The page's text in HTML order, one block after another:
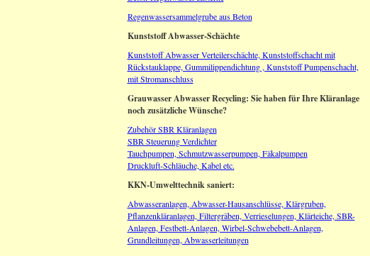
Regenwassersammelgrube aus Beton
Kunststoff Abwasser-Schächte
Kunststoff Abwasser Verteilerschächte, Kunststoffschacht mit
Rückstauklappe, Gummilippendichtung , Kunststoff Pumpenschacht,
mit Stromanschluss
Grauwasser Abwasser Recycling: Sie haben für Ihre Kläranlage
noch zusätzliche Wünsche?
Zubehör SBR Kläranlagen
SBR Steuerung Verdichter
Tauchpumpen, Schmutzwasserpumpen, Fäkalpumpen
Druckluft-Schläuche, Kabel etc.
KKN-Umwelttechnik saniert:
Abwasseranlagen, Abwasser-Hausanschlüsse, Klärgruben,
Pflanzenkläranlagen, Filtergräben, Verrieselungen, Klärteiche, SBR-
Anlagen, Festbett-Anlagen, Wirbel-Schwebebett-Anlagen,
Grundleitungen, Abwasserleitungen